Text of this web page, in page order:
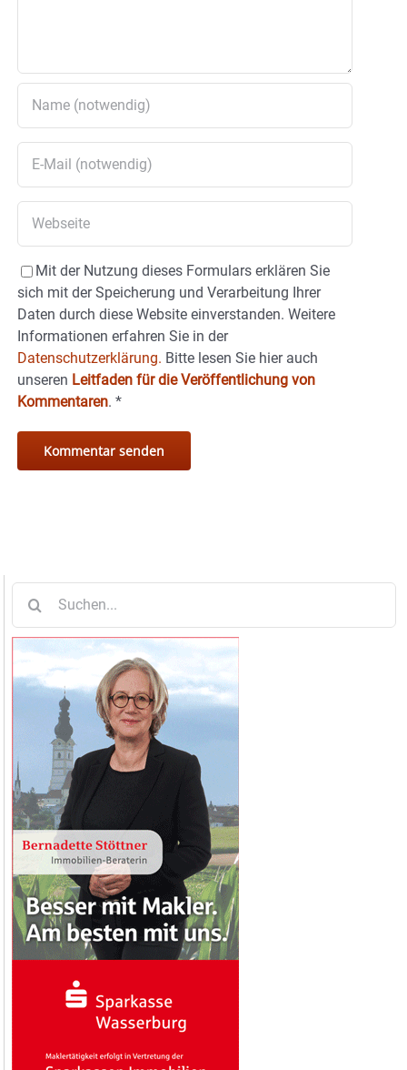
Mit der Nutzung dieses Formulars erklären Sie
sich mit der Speicherung und Verarbeitung Ihrer
Daten durch diese Website einverstanden. Weitere
Informationen erfahren Sie in der
Datenschutzerklärung. Bitte lesen Sie hier auch
unseren Leitfaden für die Veröffentlichung von
Kommentaren. *
nach: